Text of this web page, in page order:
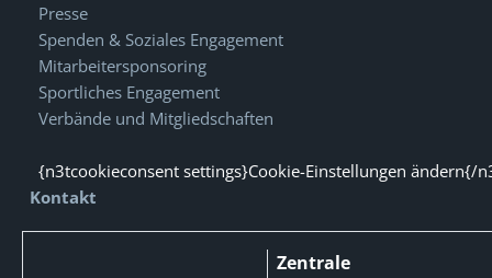
Presse
Spenden & Soziales Engagement
Mitarbeitersponsoring
Sportliches Engagement
Verbände und Mitgliedschaften
{n3tcookieconsent settings}Cookie-Einstellungen ändern{/
Kontakt
Zentrale